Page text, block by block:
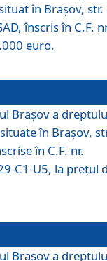
în Brașov, str.
înscris în C.F.
euro.
Brașov a
în Brașov,
în C.F. nr.
C1-U5, la prețul
Brașov a